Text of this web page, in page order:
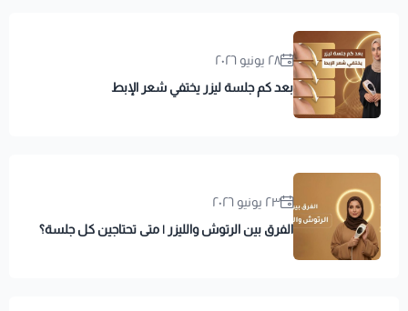
٢٨ يونيو ٢٠٢٦
بعد كم جلسة ليزر يختفي شعر الإبط
٢٣ يونيو ٢٠٢٦
الفرق بين الرتوش والليزر | متى تحتاجين كل جلسة؟